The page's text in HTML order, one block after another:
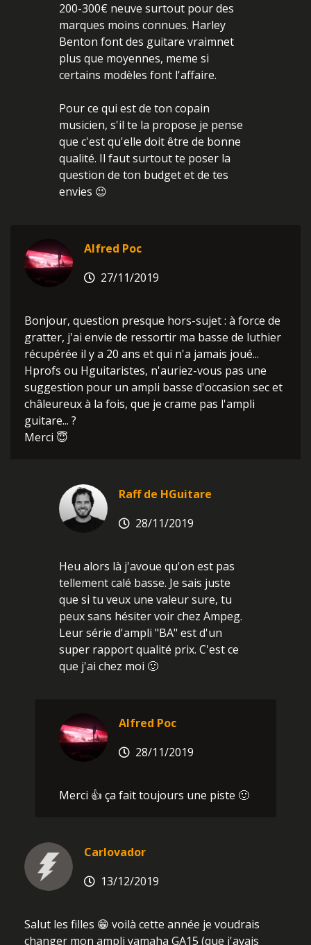
200-300€ neuve surtout pour des
marques moins connues. Harley
Benton font des guitare vraimnet
plus que moyennes, meme si
certains modèles font l'affaire.
Pour ce qui est de ton copain
musicien, s'il te la propose je pense
que c'est qu'elle doit être de bonne
qualité. Il faut surtout te poser la
question de ton budget et de tes
envies 😉
Alfred Poc
27/11/2019
Bonjour, question presque hors-sujet : à force de
gratter, j'ai envie de ressortir ma basse de luthier
récupérée il y a 20 ans et qui n'a jamais joué...
Hprofs ou Hguitaristes, n'auriez-vous pas une
suggestion pour un ampli basse d'occasion sec et
châleureux à la fois, que je crame pas l'ampli
guitare... ?
Merci 😇
Raff de HGuitare
28/11/2019
Heu alors là j'avoue qu'on est pas
tellement calé basse. Je sais juste
que si tu veux une valeur sure, tu
peux sans hésiter voir chez Ampeg.
Leur série d'ampli "BA" est d'un
super rapport qualité prix. C'est ce
que j'ai chez moi 🙂
Alfred Poc
28/11/2019
Merci 👍 ça fait toujours une piste 🙂
Carlovador
13/12/2019
Salut les filles 😁 voilà cette année je voudrais
changer mon ampli yamaha GA15 (que j'avais